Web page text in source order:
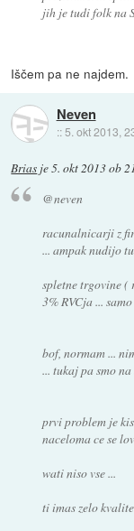
jih je tudi folk na
Iščem pa ne najdem.
Neven
:: 5. okt 2013,
Brias je5. okt 2013 ob
@neven
racunalnicarji z
... ampak nudijo
spletne trgovine (
3% RVCja ...
bof, normam ...
... tukaj pa smo
prvi problem je
naceloma ce se
wati niso vse ...
ti imas zelo